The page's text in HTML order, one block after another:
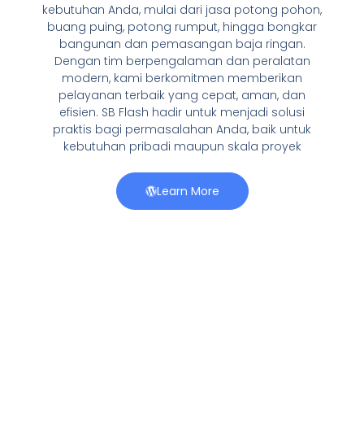
kebutuhan Anda, mulai dari jasa potong pohon,
buang puing, potong rumput, hingga bongkar
bangunan dan pemasangan baja ringan.
Dengan tim berpengalaman dan peralatan
modern, kami berkomitmen memberikan
pelayanan terbaik yang cepat, aman, dan
efisien. SB Flash hadir untuk menjadi solusi
praktis bagi permasalahan Anda, baik untuk
kebutuhan pribadi maupun skala proyek
Learn More